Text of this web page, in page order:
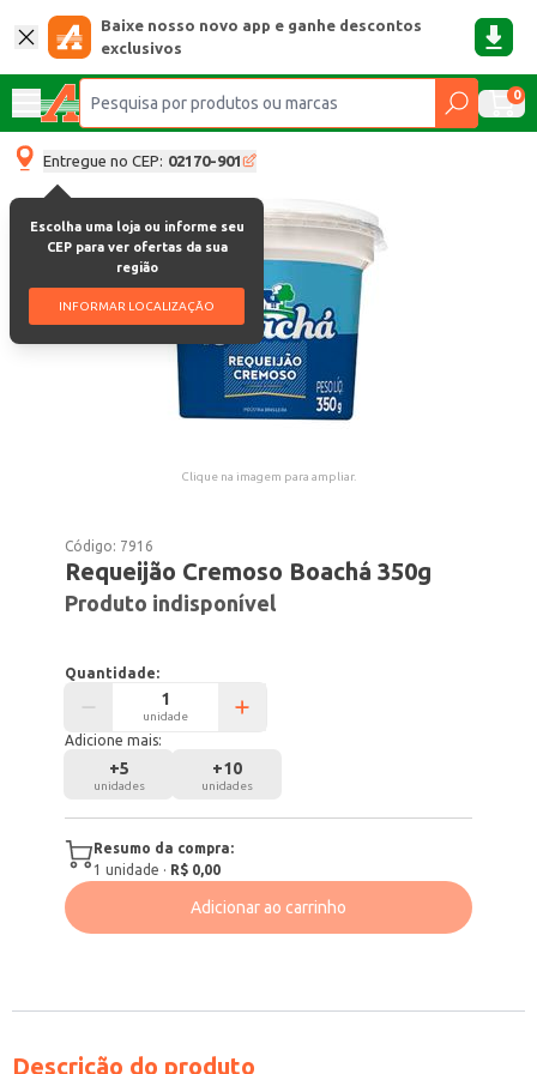
Baixe nosso novo app e ganhe descontos
exclusivos
0
Entregue no CEP: 02170-901
Escolha uma loja ou informe seu
CEP para ver ofertas da sua
região
INFORMAR LOCALIZAÇÃO
Clique na imagem para ampliar.
Código: 7916
Requeijão Cremoso Boachá 350g
Produto indisponível
Quantidade:
unidade
Adicione mais:
+5
unidades
+10
unidades
Resumo da compra:
1 unidade · R$ 0,00
Adicionar ao carrinho
Descrição do produto